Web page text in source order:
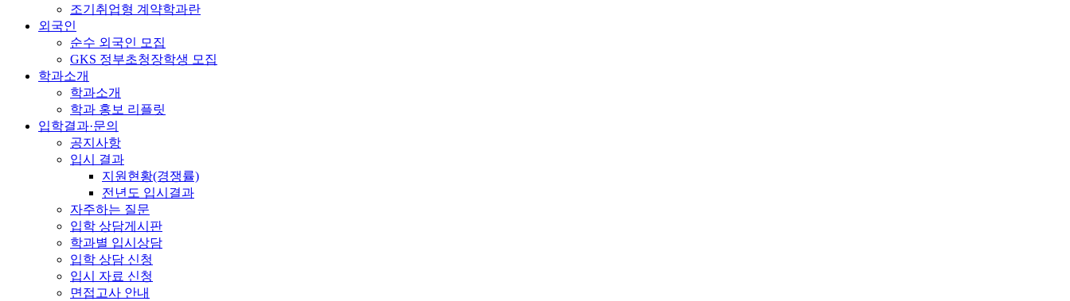
조기취업형 계약학과란
외국인
순수 외국인 모집
GKS 정부초청장학생 모집
학과소개
학과소개
학과 홍보 리플릿
입학결과·문의
공지사항
입시 결과
지원현황(경쟁률)
전년도 입시결과
자주하는 질문
입학 상담게시판
학과별 입시상담
입학 상담 신청
입시 자료 신청
면접고사 안내